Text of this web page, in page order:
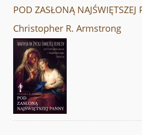
POD ZASŁONĄ NAJŚWIĘTSZEJ
Christopher R. Armstrong